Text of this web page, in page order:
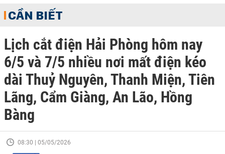
CẦN BIẾT
Lịch cắt điện Hải Phòng hôm nay
6/5 và 7/5 nhiều nơi mất điện kéo
dài Thuỷ Nguyên, Thanh Miện, Tiên
Lãng, Cẩm Giàng, An Lão, Hồng
Bàng
08:30 | 05/05/2026